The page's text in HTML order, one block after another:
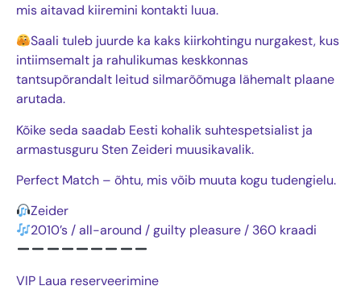
mis aitavad kiiremini kontakti luua.
Saali tuleb juurde ka kaks kiirkohtingu nurgakest, kus
intiimsemalt ja rahulikumas keskkonnas
tantsupõrandalt leitud silmarõõmuga lähemalt plaane
arutada.
Kõike seda saadab Eesti kohalik suhtespetsialist ja
armastusguru Sten Zeideri muusikavalik.
Perfect Match – õhtu, mis võib muuta kogu tudengielu.
Zeider
2010’s / all-around / guilty pleasure / 360 kraadi
VIP Laua reserveerimine